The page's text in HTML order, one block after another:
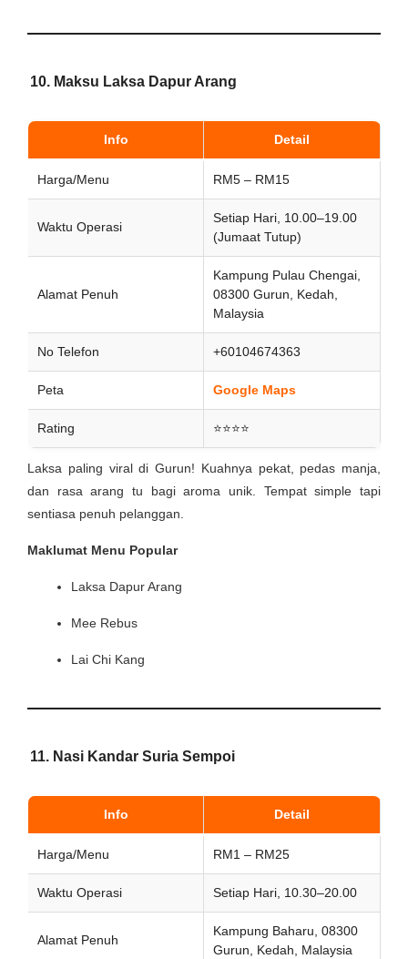
10. Maksu Laksa Dapur Arang
Info Detail
Harga/Menu RM5 – RM15
Waktu Operasi
Setiap Hari, 10.00–19.00
(Jumaat Tutup)
Alamat Penuh
Kampung Pulau Chengai,
08300 Gurun, Kedah,
Malaysia
No Telefon +60104674363
Peta Google Maps
Rating ⭐⭐⭐⭐
Laksa paling viral di Gurun! Kuahnya pekat, pedas manja,
dan rasa arang tu bagi aroma unik. Tempat simple tapi
sentiasa penuh pelanggan.
Maklumat Menu Popular
Laksa Dapur Arang
Mee Rebus
Lai Chi Kang
11. Nasi Kandar Suria Sempoi
Info Detail
Harga/Menu RM1 – RM25
Waktu Operasi Setiap Hari, 10.30–20.00
Alamat Penuh
Kampung Baharu, 08300
Gurun, Kedah, Malaysia